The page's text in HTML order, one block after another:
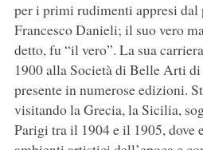
per i primi rudimenti appresi dal
Francesco Danieli; il suo vero
detto, fu “il vero”. La sua
1900 alla Società di Belle Arti
presente in numerose edizioni.
visitando la Grecia, la Sicilia,
Parigi tra il 1904 e il 1905, dove